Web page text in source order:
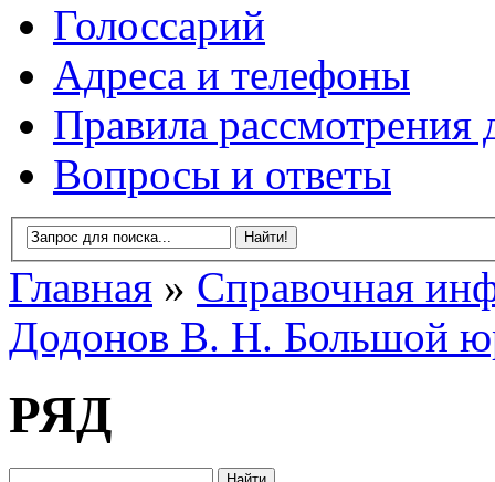
Голоссарий
Адреса и телефоны
Правила рассмотрения
Вопросы и ответы
Главная » Справочная
Додонов В. Н. Большой
РЯД